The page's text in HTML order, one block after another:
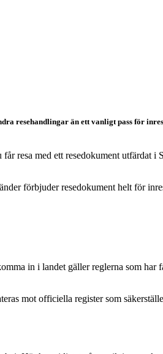
resehandlingar än ett vanligt pass för
resa med ett resedokument utfärdat
förbjuder resedokument helt för
in i landet gäller reglerna som har
mot officiella register som